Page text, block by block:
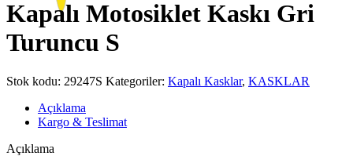
Kapalı Motosiklet Kaskı Gri
Turuncu S
Stok kodu: 29247S Kategoriler: Kapalı Kasklar, KASKLAR
Açıklama
Kargo & Teslimat
Açıklama